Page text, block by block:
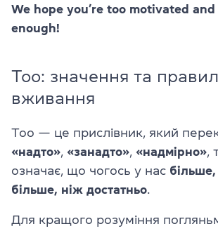
We hope you’re too motivated and
enough!
Too: значення та
вживання
Too — це прислівник, який
«надто» «занадто» «надмірно» ,
означає, що чогось у нас
більше, ніж достатньо
Для кращого розуміння